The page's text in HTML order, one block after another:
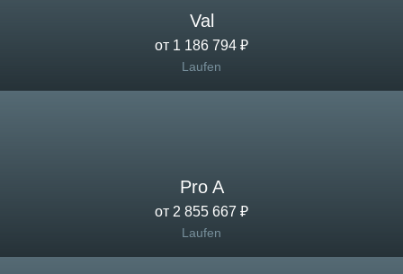
Val
от 1 186 794 ₽
Laufen
Pro A
от 2 855 667 ₽
Laufen